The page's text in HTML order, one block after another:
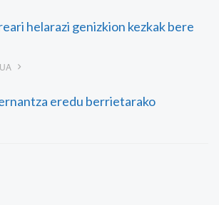
helarazi genizkion kezkak bere
eredu berrietarako